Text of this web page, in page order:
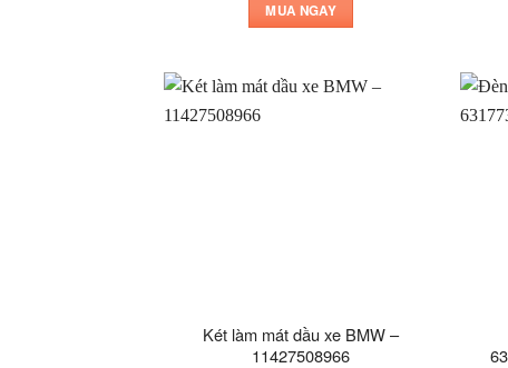
MUA NGAY
Két làm mát dầu xe BMW –
11427508966